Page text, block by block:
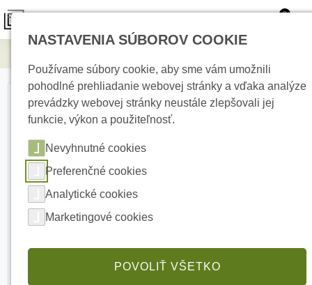
0
NASTAVENIA SÚBOROV COOKIE
Používame súbory cookie, aby sme vám umožnili
pohodlné prehliadanie webovej stránky a vďaka analýze
prevádzky webovej stránky neustále zlepšovali jej
funkcie, výkon a použiteľnosť.
Nevyhnutné cookies
Preferenčné cookies
Analytické cookies
Marketingové cookies
POVOLIŤ VŠETKO